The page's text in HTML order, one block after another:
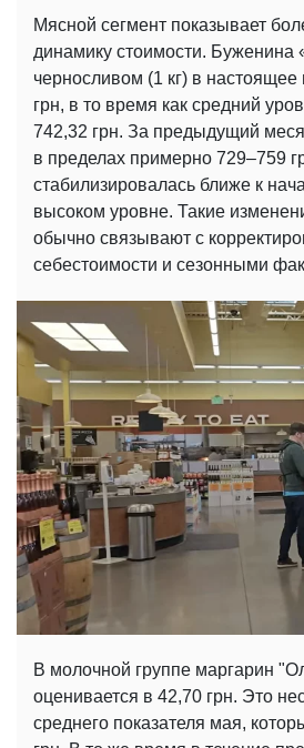
Мясной сегмент показывает
динамику стоимости. Буженина
черносливом (1 кг) в
грн, в то время как средний
742,32 грн. За предыдущий
в пределах примерно 729–759
стабилизировалась ближе к
высоком уровне. Такие
обычно связывают с
себестоимости и сезонными
В молочной группе маргарин
оценивается в 42,70 грн. Это
среднего показателя мая,